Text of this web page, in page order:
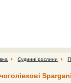
Судинні рослини